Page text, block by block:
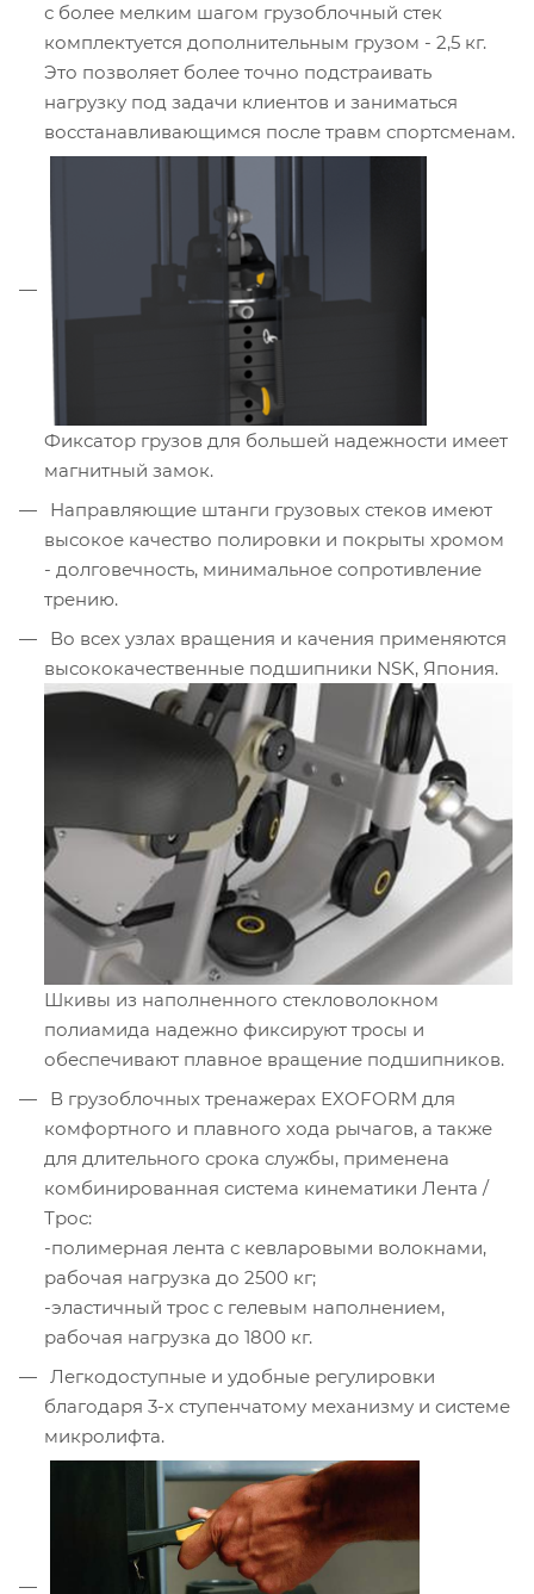
с более мелким шагом грузоблочный стек
комплектуется дополнительным грузом - 2,5 кг.
Это позволяет более точно подстраивать
нагрузку под задачи клиентов и заниматься
восстанавливающимся после травм спортсменам.
Фиксатор грузов для большей надежности имеет
магнитный замок.
Направляющие штанги грузовых стеков имеют
высокое качество полировки и покрыты хромом
- долговечность, минимальное сопротивление
трению.
Во всех узлах вращения и качения применяются
высококачественные подшипники NSK, Япония.
Шкивы из наполненного стекловолокном
полиамида надежно фиксируют тросы и
обеспечивают плавное вращение подшипников.
В грузоблочных тренажерах EXOFORM для
комфортного и плавного хода рычагов, а также
для длительного срока службы, применена
комбинированная система кинематики Лента /
Трос:
-полимерная лента с кевларовыми волокнами,
рабочая нагрузка до 2500 кг;
-эластичный трос с гелевым наполнением,
рабочая нагрузка до 1800 кг.
Легкодоступные и удобные регулировки
благодаря 3-х ступенчатому механизму и системе
микролифта.